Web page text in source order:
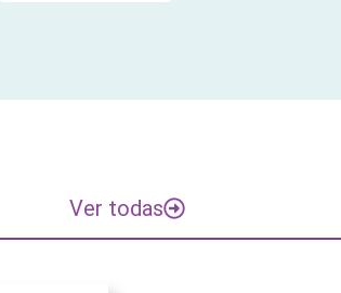
Ver todas